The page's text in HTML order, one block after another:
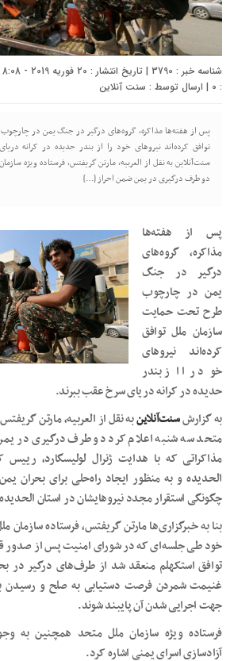
:
0 | ارسال توسط : سنت آنلاین
پس از هفته‌ها مذاکره، گروه‌های درگیر در جنگ یمن در
توافق کرده‌اند نیروهای خود را از بندر حدیده در کرانه
سنت‌آنلاین به نقل از العربیه، مارتن گریفتس، فرستاده ویژه
دو طرف درگیری در یمن ضمن احراز […]
پس از هفته‌ها
مذاکره، گروه‌های
درگیر در جنگ
یمن در چارچوب
طرح تحت حمایت
سازمان ملل توافق
کرده‌اند نیروهای
خود را از بندر
حدیده در کرانه دریای سرخ عقب ببرند.
به گزارشسنت‌آنلاینبه نقل از العربیه، مارتن
متحد سه شنبه اعلام کرد دو طرف درگیری در
مذاکراتی که با هدایت ژنرال لولیسگارد،
الحدیده و به منظور ایجاد راه‌حلی برای بحران
چگونگی استقرار مجدد نیروهایشان در استان
بنا به خبرگزاری‌ها مارتن گریفتس، فرستاده
خود طی جلسه‌ای که در شورای امنیت پس از صدور
توافق استکهلم منعقد شد از طرف‌های درگیر در
غنیمت شمردن فرصت دستیابی به صلح و رسیدن
جهت اجرایی شدن آن پایبند شوند.
فرستاده ویژه سازمان ملل متحد همچنین به
آزادسازی اسرای یمنی اشاره کرد.